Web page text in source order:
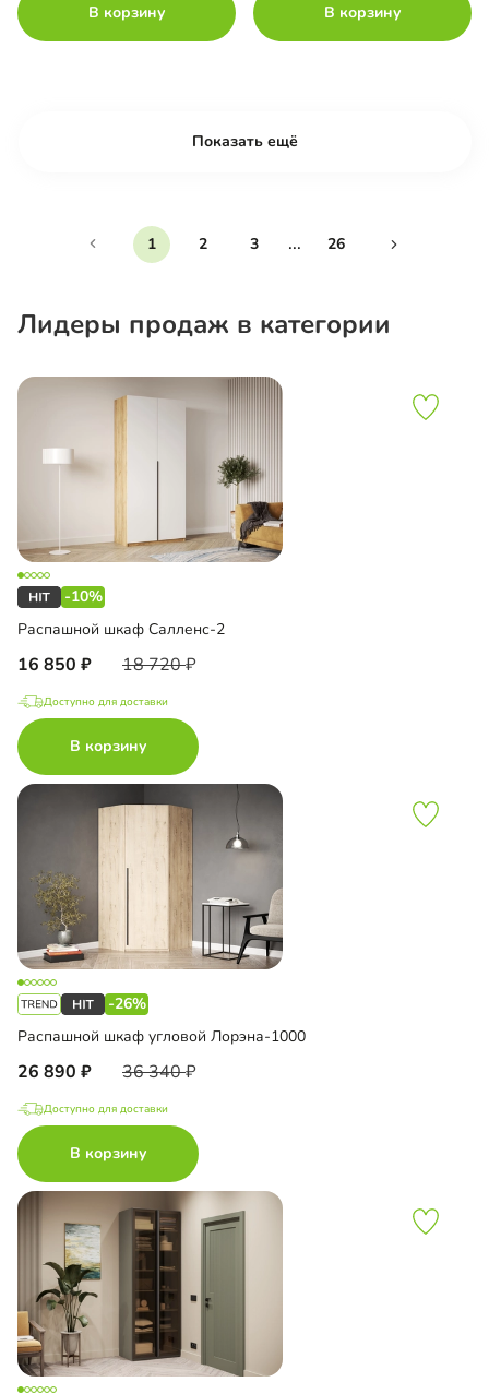
В корзину В корзину
Показать ещё
1 2 3 ... 26
Лидеры продаж в категории
-10%
Распашной шкаф Салленс-2
16 850 18 720
Доступно для доставки
В корзину
-26%
Распашной шкаф угловой Лорэна-1000
26 890 36 340
Доступно для доставки
В корзину